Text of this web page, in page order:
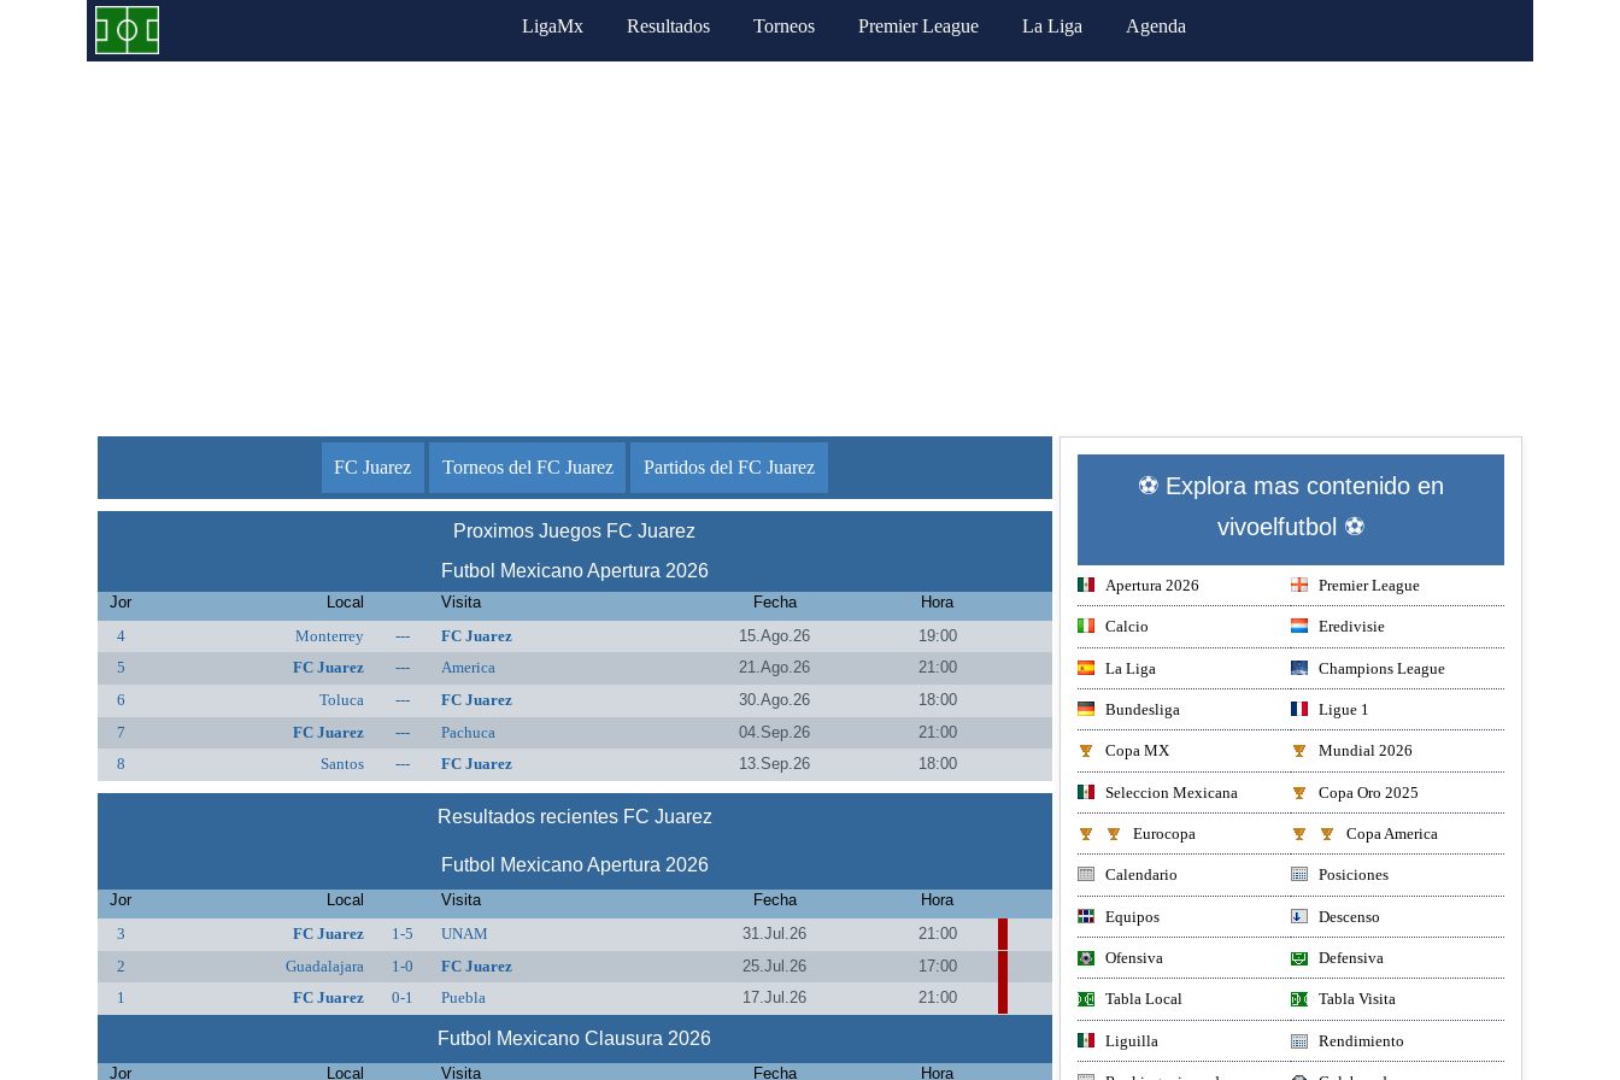
LigaMx Resultados Torneos Premier League La Liga Agenda
FC Juarez Torneos del FC Juarez Partidos del FC Juarez
Proximos Juegos FC Juarez
Futbol Mexicano Apertura 2026
Jor Local Visita Fecha
Hora
4
Monterrey --- FC Juarez 15.Ago.26
19:00
5
FC Juarez --- America 21.Ago.26
21:00
6
Toluca --- FC Juarez 30.Ago.26
18:00
7
FC Juarez --- Pachuca 04.Sep.26
21:00
8
Santos --- FC Juarez 13.Sep.26 18:00
Resultados recientes FC Juarez
Futbol Mexicano Apertura 2026
Jor Local Visita Fecha
Hora
3
FC Juarez 1-5 UNAM 31.Jul.26
21:00
2
Guadalajara 1-0 FC Juarez 25.Jul.26
17:00
1
FC Juarez 0-1 Puebla 17.Jul.26 21:00
Futbol Mexicano Clausura 2026
Jor Local Visita Fecha Hora
⚽ Explora mas contenido en
vivoelfutbol ⚽
Apertura 2026 Premier League
Calcio Eredivisie
La Liga Champions League
Bundesliga Ligue 1
Copa MX Mundial 2026
Seleccion Mexicana Copa Oro 2025
Eurocopa Copa America
Calendario Posiciones
Equipos Descenso
Ofensiva Defensiva
Tabla Local Tabla Visita
Liguilla Rendimiento